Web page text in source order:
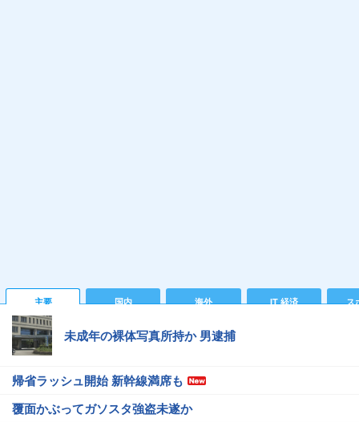
主要 国内 海外 IT 経済 ス
未成年の裸体写真所持か 男逮捕
帰省ラッシュ開始 新幹線満席も
覆面かぶってガソスタ強盗未遂か